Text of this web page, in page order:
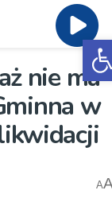
nie ma
w
A